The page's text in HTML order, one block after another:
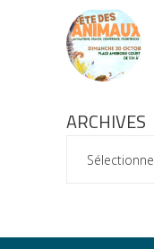
ARCHIVES
ARCHIVES